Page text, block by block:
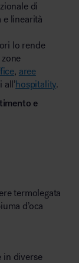
di
e linearità
lo rende
, aree
all’hospitality.
e
termolegata
d’oca
in diverse